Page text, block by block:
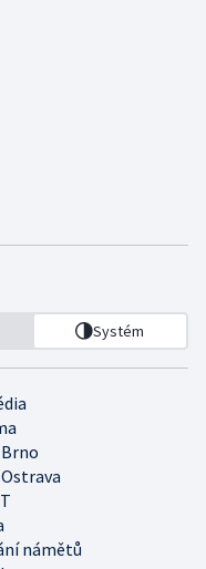
Systém
námětů